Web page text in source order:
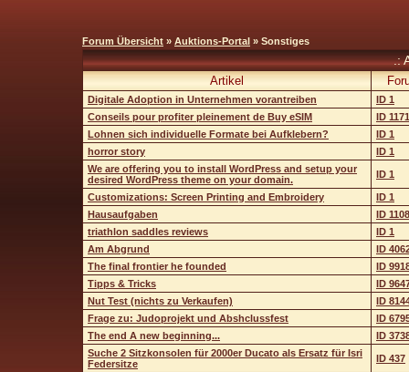
Forum Übersicht » Auktions-Portal » Sonstiges
.:
Artikel
Digitale Adoption in Unternehmen vorantreiben
ID 1
Conseils pour profiter pleinement de Buy eSIM
ID
Lohnen sich individuelle Formate bei Aufklebern?
ID 1
horror story
ID 1
We are offering you to install WordPress and setup your
desired WordPress theme on your domain.
ID 1
Customizations: Screen Printing and Embroidery
ID 1
Hausaufgaben
ID
triathlon saddles reviews
ID 1
Am Abgrund
ID
The final frontier he founded
ID
Tipps & Tricks
ID
Nut Test (nichts zu Verkaufen)
ID
Frage zu: Judoprojekt und Abshclussfest
ID
The end A new beginning...
ID
Suche 2 Sitzkonsolen für 2000er Ducato als Ersatz für Isri
Federsitze
ID 437